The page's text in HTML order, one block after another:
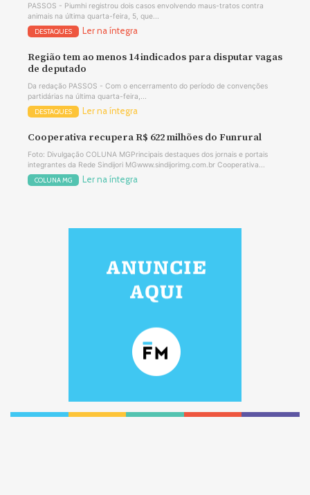
PASSOS - Piumhi registrou dois casos envolvendo maus-tratos contra
animais na última quarta-feira, 5, que...
DESTAQUES Ler na íntegra
Região tem ao menos 14 indicados para disputar vagas
de deputado
Da redação PASSOS - Com o encerramento do período de convenções
partidárias na última quarta-feira,...
DESTAQUES Ler na íntegra
Cooperativa recupera R$ 622 milhões do Funrural
Foto: Divulgação COLUNA MGPrincipais destaques dos jornais e portais
integrantes da Rede Sindijori MGwww.sindijorimg.com.br Cooperativa...
COLUNA MG Ler na íntegra